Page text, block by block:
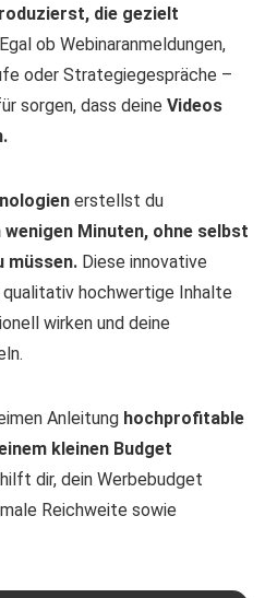
die gezielt
Egal ob Webinaranmeldungen,
oder Strategiegespräche –
sorgen, dass deine Videos
erstellst du
Minuten, ohne selbst
müssen. Diese innovative
hochwertige Inhalte
wirken und deine
Anleitung hochprofitable
kleinen Budget
dir, dein Werbebudget
Reichweite sowie